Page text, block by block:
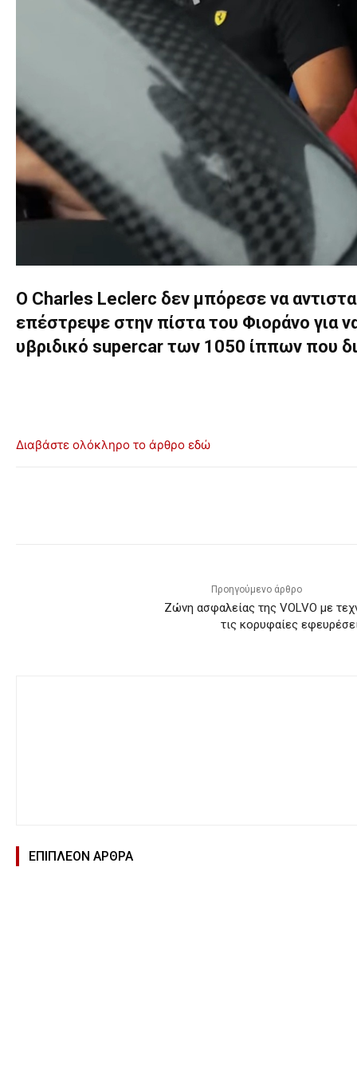
Ο Charles Leclerc δεν μπόρεσε να
επέστρεψε στην πίστα του Φιοράνο για
υβριδικό supercar των 1050 ίππων που
Διαβάστε ολόκληρο το άρθρο εδώ
Προηγούμενο άρθρο
Ζώνη ασφαλείας της VOLVO με
τις κορυφαίες
ΕΠΙΠΛΕΟΝ ΑΡΘΡΑ